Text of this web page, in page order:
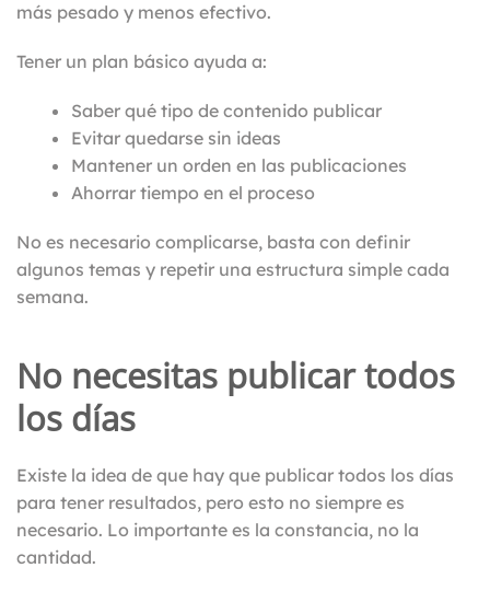
más pesado y menos efectivo.
Tener un plan básico ayuda a:
Saber qué tipo de contenido publicar
Evitar quedarse sin ideas
Mantener un orden en las publicaciones
Ahorrar tiempo en el proceso
No es necesario complicarse, basta con definir
algunos temas y repetir una estructura simple cada
semana.
No necesitas publicar todos
los días
Existe la idea de que hay que publicar todos los días
para tener resultados, pero esto no siempre es
necesario. Lo importante es la constancia, no la
cantidad.